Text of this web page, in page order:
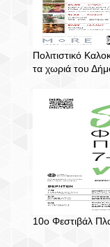
Πολιτιστικό
τα χωριά του
10ο Φεστιβάλ